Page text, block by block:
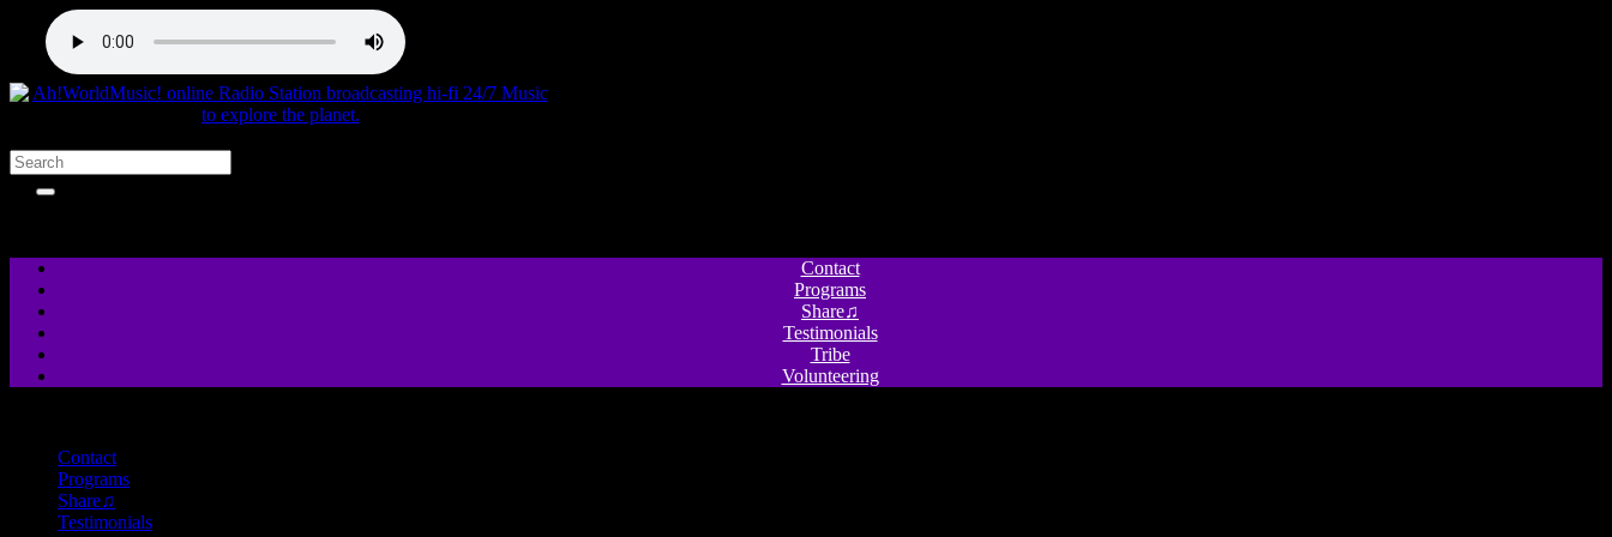
Contact
Programs
Share♫
Testimonials
Tribe
Volunteering
Contact
Programs
Share♫
Testimonials